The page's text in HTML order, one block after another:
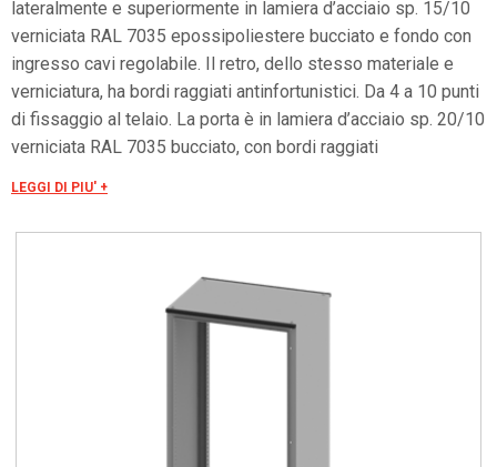
lateralmente e superiormente in lamiera d’acciaio sp. 15/10
verniciata RAL 7035 epossipoliestere bucciato e fondo con
ingresso cavi regolabile. Il retro, dello stesso materiale e
verniciatura, ha bordi raggiati antinfortunistici. Da 4 a 10 punti
di fissaggio al telaio. La porta è in lamiera d’acciaio sp. 20/10
verniciata RAL 7035 bucciato, con bordi raggiati
chiusura tipo aletta doppio pettine Ø 3 mm.
LEGGI DI PIU' +